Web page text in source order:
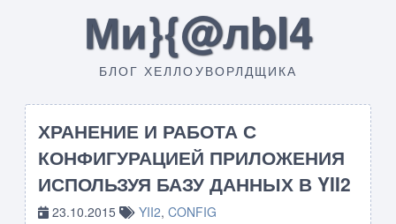
Ми}{@лbI4
БЛОГ ХЕЛЛОУВОРЛДЩИКА
ХРАНЕНИЕ И РАБОТА С
КОНФИГУРАЦИЕЙ ПРИЛОЖЕНИЯ
ИСПОЛЬЗУЯ БАЗУ ДАННЫХ В YII2
23.10.2015 YII2, CONFIG